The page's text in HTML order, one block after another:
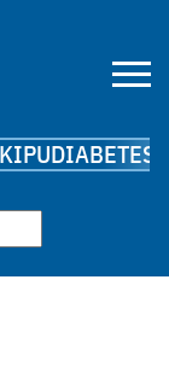
KIPUDIABETES